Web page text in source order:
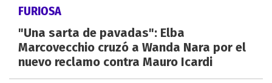
FURIOSA
"Una sarta de pavadas": Elba
Marcovecchio cruzó a Wanda Nara por el
nuevo reclamo contra Mauro Icardi